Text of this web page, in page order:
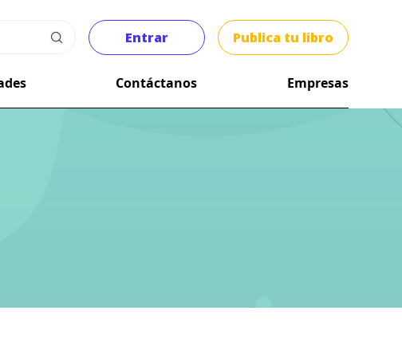
Entrar Publica tu libro
Contáctanos Empresas